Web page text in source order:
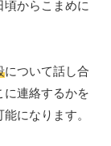
からこまめに
について話し合
に連絡するかを
になります。